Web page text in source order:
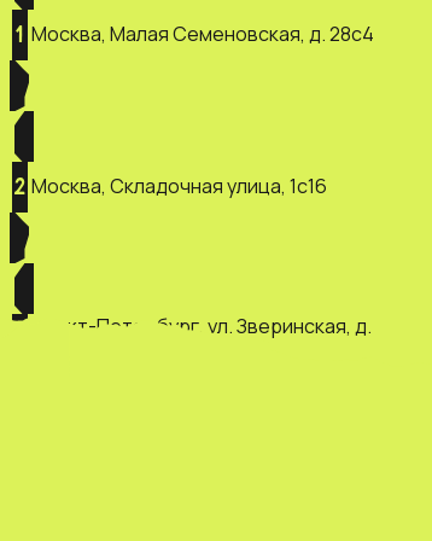
1 Москва, Малая Семеновская, д. 28с4
2 Москва, Складочная улица, 1с16
Санкт-Петербург, ул. Зверинская, д.